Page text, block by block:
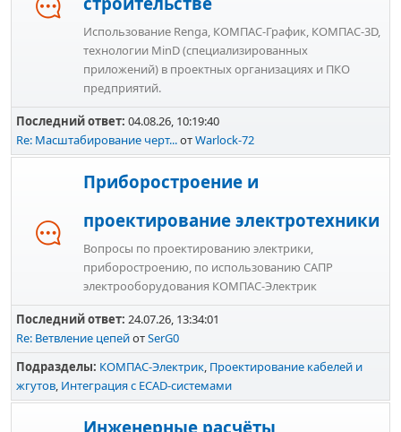
Использование Renga, КОМПАС-График, КОМПАС-3D,
технологии MinD (специализированных
приложений) в проектных организациях и ПКО
предприятий.
Последний ответ: 04.08.26, 10:19:40
Re: Масштабирование черт...отWarlock-72
Приборостроение и
проектирование электротехники
Вопросы по проектированию электрики,
приборостроению, по использованию САПР
электрооборудования КОМПАС-Электрик
Последний ответ: 24.07.26, 13:34:01
Re: Ветвление цепейотSerG0
Подразделы КОМПАС-Электрик Проектирование кабелей и
жгутов Интеграция с ECAD-системами
Инженерные расчёты